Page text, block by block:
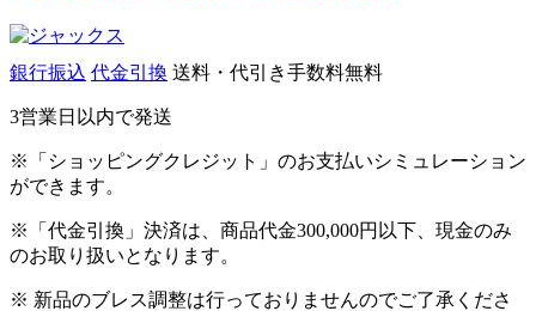
銀行振込 代金引換 送料・代引き手数料無料
3営業日以内で発送
※「ショッピングクレジット」のお支払いシミュレーション
ができます。
※「代金引換」決済は、商品代金300,000円以下、現金のみ
のお取り扱いとなります。
※ 新品のブレス調整は行っておりませんのでご了承くださ